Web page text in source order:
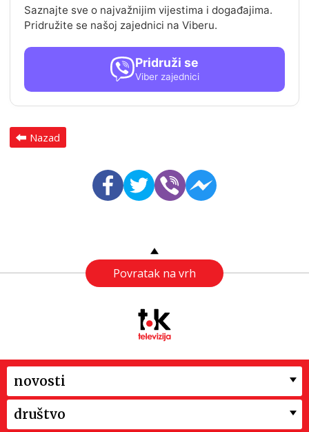
Saznajte sve o najvažnijim vijestima i događajima.
Pridružite se našoj zajednici na Viberu.
Pridruži se
Viber zajednici
Nazad
Povratak na vrh
novosti
društvo